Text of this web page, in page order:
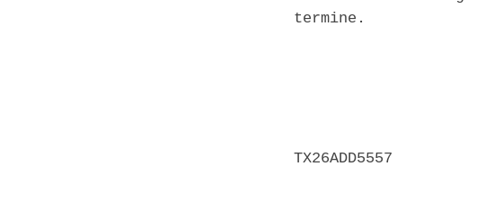
termine.